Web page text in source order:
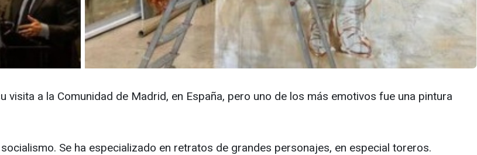
a la Comunidad de Madrid, en España, pero uno de los más emotivos fue una pintura
Se ha especializado en retratos de grandes personajes, en especial toreros.